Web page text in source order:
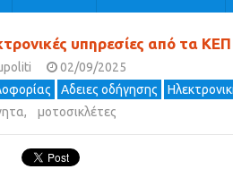
υπηρεσίες από τα
02/09/2025
Αδειες οδήγησης
, μοτοσικλέτες